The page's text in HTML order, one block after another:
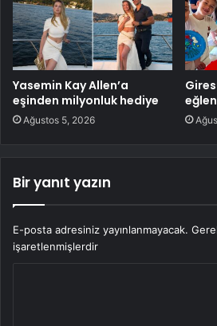
Yasemin Kay Allen’a
eşinden milyonluk hediye
Ağustos 5, 2026
Bir yanıt yazın
E-posta adresiniz yayınlanmayacak.
işaretlenmişlerdir